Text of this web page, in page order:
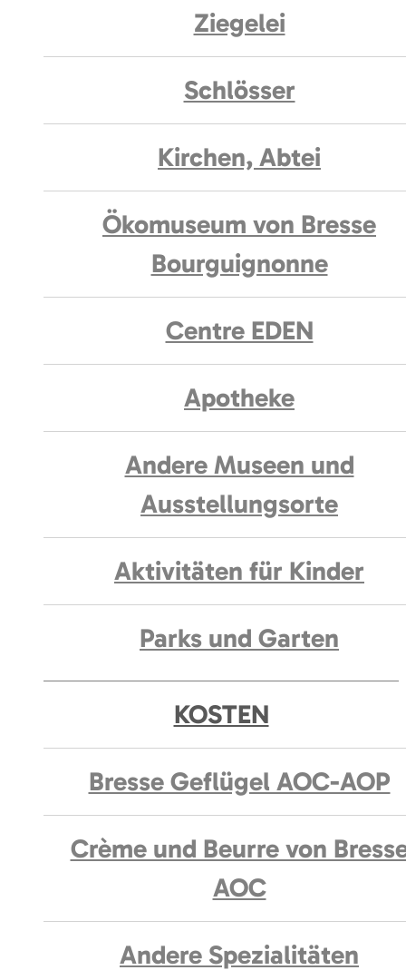
Ziegelei
Schlösser
Kirchen, Abtei
Ökomuseum von Bresse
Bourguignonne
Centre EDEN
Apotheke
Andere Museen und
Ausstellungsorte
Aktivitäten für Kinder
Parks und Garten
KOSTEN
Bresse Geflügel AOC-AOP
Crème und Beurre von
AOC
Andere Spezialitäten